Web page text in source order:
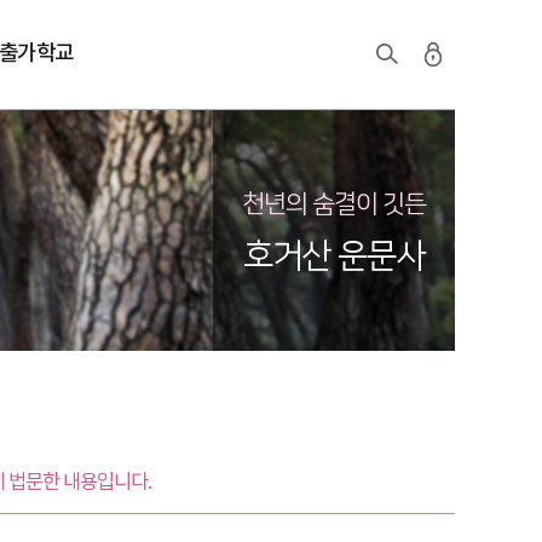
가학교
천년의 숨결이 깃든
호거산 운문사
법문한 내용입니다.